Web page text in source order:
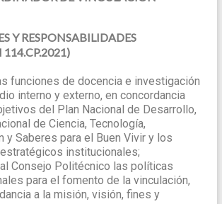
Y RESPONSABILIDADES
114.CP.2021)
funciones de docencia e investigación
interno y externo, en concordancia
del Plan Nacional de Desarrollo,
de Ciencia, Tecnología,
y Saberes para el Buen Vivir y los
institucionales;
Consejo Politécnico las políticas
para el fomento de la vinculación,
a la misión, visión, fines y